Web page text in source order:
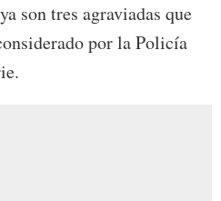
son tres agraviadas que
por la Policía